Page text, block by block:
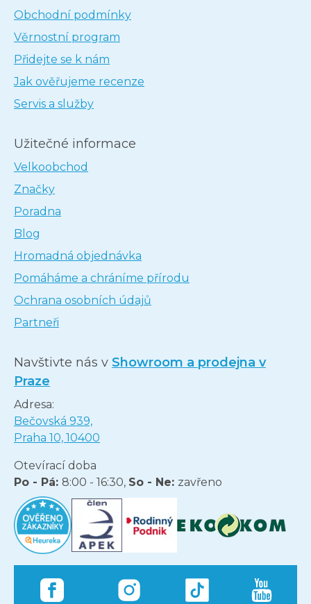
Obchodní podmínky
Věrnostní program
Přidejte se k nám
Jak ověřujeme recenze
Servis a služby
Užitečné informace
Velkoobchod
Značky
Poradna
Blog
Hromadná objednávka
Pomáháme a chráníme přírodu
Ochrana osobních údajů
Partneři
Navštivte nás v Showroom a prodejna v
Praze
Adresa:
Bečovská 939,
Praha 10, 10400
Otevírací doba
Po - Pá: 8:00 - 16:30, So - Ne: zavřeno